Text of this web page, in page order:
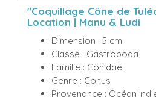
"Coquillage Cône de
Location | Manu & Ludi
Dimension : 5 cm
Classe : Gastropoda
Famille : Conidae
Genre : Conus
Provenance : Océan